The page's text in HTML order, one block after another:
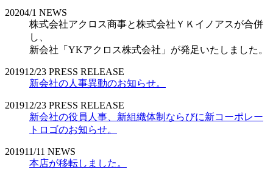
20204/1 NEWS
株式会社アクロス商事と株式会社ＹＫイノアスが合併
し、
新会社「YKアクロス株式会社」が発足いたしました。
201912/23 PRESS RELEASE
新会社の人事異動のお知らせ。
201912/23 PRESS RELEASE
新会社の役員人事、新組織体制ならびに新コーポレー
トロゴのお知らせ。
201911/11 NEWS
本店が移転しました。